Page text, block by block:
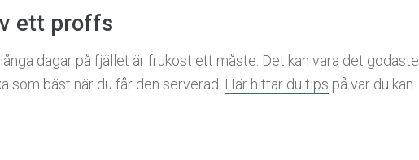
ett proffs
dagar på fjället är frukost ett måste. Det kan vara det godaste
som bäst när du får den serverad. Här hittar du tips på var du kan